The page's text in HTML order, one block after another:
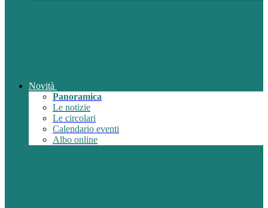
Novità
Panoramica
Le notizie
Le circolari
Calendario eventi
Albo online